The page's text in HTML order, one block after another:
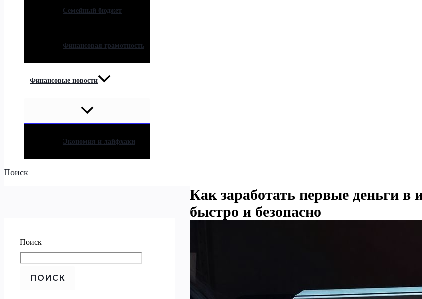
Семейный бюджет
Финансовая грамотность
Финансовые новости
Экономия и лайфхаки
Поиск
Поиск
ПОИСК
Как заработать первые деньги в
быстро и безопасно